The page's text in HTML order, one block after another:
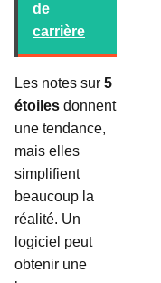
de
carrière
Les notes sur 5
étoiles donnent
une tendance,
mais elles
simplifient
beaucoup la
réalité. Un
logiciel peut
obtenir une